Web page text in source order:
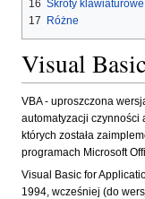
16 Skróty klawiaturowe
17
Różne
Visual
VBA - uproszczona
automatyzacji czynności
których została
programach Microsoft
Visual Basic for
1994, wcześniej (do